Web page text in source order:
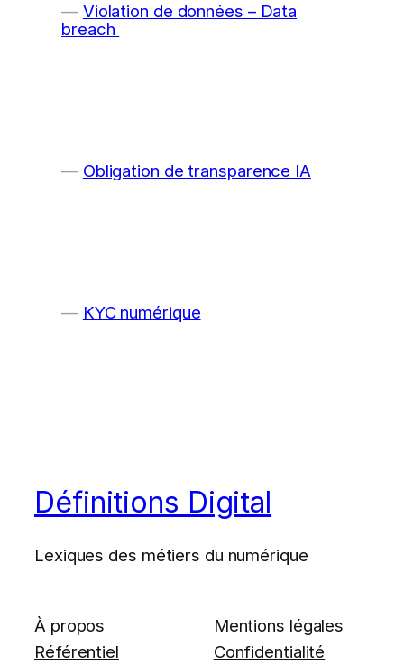
Violation de données – Data
breach
Obligation de transparence IA
KYC numérique
Définitions Digital
Lexiques des métiers du numérique
À propos
Référentiel
Mentions légales
Confidentialité